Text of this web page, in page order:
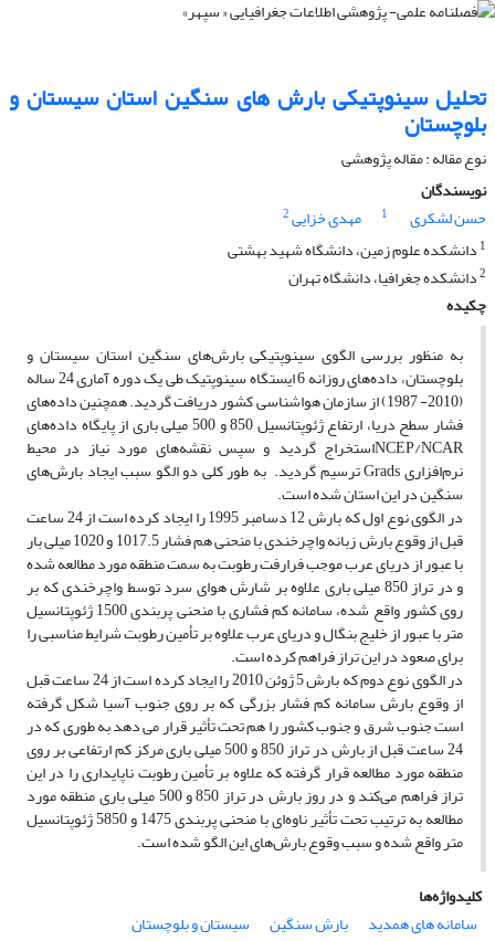
تحلیل سینوپتیکی بارش های سنگین استان سیستان و
بلوچستان
نوع مقاله : مقاله پژوهشی
نویسندگان
حسن لشکری
1 مهدی خزایی2
1 دانشکده علوم زمین، دانشگاه شهید بهشتی
2دانشکده جغرافیا، دانشگاه تهران
چکیده
به منظور بررسی الگوی سینوپتیکی بارش‌های سنگین استان سیستان و
بلوچستان، داده‌های روزانه 6 ایستگاه سینوپتیک طی یک دوره آماری 24 ساله
(2010- 1987) از سازمان هواشناسی کشور دریافت گردید. همچنین داده‌های
فشار سطح دریا، ارتفاع ژئوپتانسیل 850 و 500 میلی باری از پایگاه داده‌های
NCEP/NCARاستخراج گردید و سپس نقشه‌های مورد نیاز در محیط
نرم‌افزاری Grads ترسیم گردید. به طور کلی دو الگو سبب ایجاد بارش‌های
سنگین در این استان شده است.
در الگوی نوع اول که بارش 12 دسامبر 1995 را ایجاد کرده است از 24 ساعت
قبل از وقوع بارش زبانه واچرخندی با منحنی هم فشار 1017.5 و 1020 میلی بار
با عبور از دریای عرب موجب فرارفت رطوبت به سمت منطقه مورد مطالعه شده
و در تراز 850 میلی باری علاوه بر شارش هوای سرد توسط واچرخندی که بر
روی کشور واقع شده، سامانه کم فشاری با منحنی پربندی 1500 ژئوپتانسیل
متر با عبور از خلیج بنگال و دریای عرب علاوه بر تأمین رطوبت شرایط مناسبی را
برای صعود در این تراز فراهم کرده است.
در الگوی نوع دوم که بارش 5 ژوئن 2010 را ایجاد کرده است از 24 ساعت قبل
از وقوع بارش سامانه کم فشار بزرگی که بر روی جنوب آسیا شکل گرفته
است جنوب شرق و جنوب کشور را هم تحت تأثیر قرار می دهد به طوری که در
24 ساعت قبل از بارش در تراز 850 و 500 میلی باری مرکز کم ارتفاعی بر روی
منطقه مورد مطالعه قرار گرفته که علاوه بر تأمین رطوبت ناپایداری را در این
تراز فراهم می‌کند و در روز بارش در تراز 850 و 500 میلی‌ باری منطقه مورد
مطالعه به ترتیب تحت تأثیر ناوه‌ای با منحنی پربندی 1475 و 5850 ژئوپتانسیل
متر واقع شده و سبب وقوع بارش‌های این الگو شده است.
کلیدواژه‌ها
سامانه های همدید
بارش سنگین
سیستان و بلوچستان